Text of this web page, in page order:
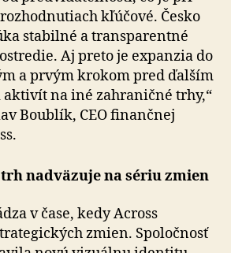
kľúčové. Česko
stabilné a trans­pa­ren­tné
Aj preto je expanzia do
a prvým krokom pred ďalším
na iné zahraničné trhy,“
Boub­lík, CEO finančnej
trh nadväzuje na sériu zmien
v čase, kedy Across
zmien. Spoločnosť